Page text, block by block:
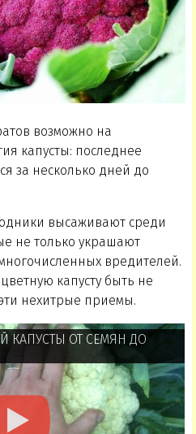
возможно на
капусты: последнее
за несколько дней до
высаживают среди
не только украшают
вредителей.
капусту быть не
нехитрые приемы.
КАПУСТЫ ОТ СЕМЯН ДО